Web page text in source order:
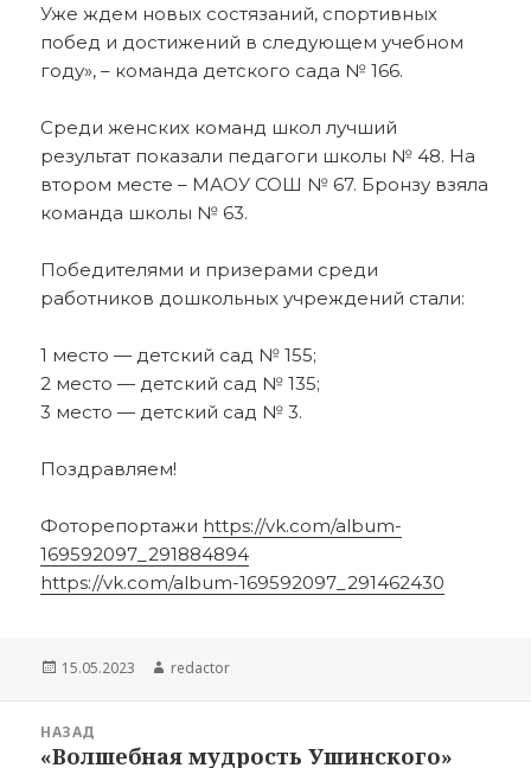
Уже ждем новых состязаний, спортивных
побед и достижений в следующем учебном
году», – команда детского сада № 166.
Среди женских команд школ лучший
результат показали педагоги школы № 48. На
втором месте – МАОУ СОШ № 67. Бронзу взяла
команда школы № 63.
Победителями и призерами среди
работников дошкольных учреждений стали:
1 место — детский сад № 155;
2 место — детский сад № 135;
3 место — детский сад № 3.
Поздравляем!
Фоторепортажи https://vk.com/album-
169592097_291884894
https://vk.com/album-169592097_291462430
Опубликовано
15.05.2023 Автор
redactor
НАЗАД
Предыдущая
«Волшебная мудрость Ушинского»